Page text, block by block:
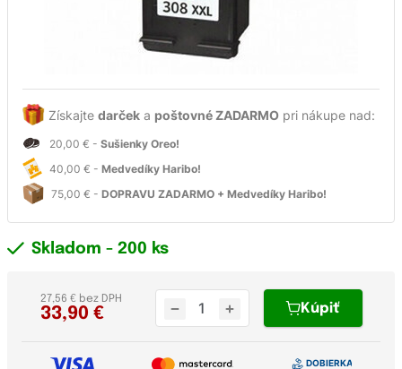
Získajte darček a poštovné ZADARMO pri nákupe nad:
20,00 € - Sušienky Oreo!
40,00 € - Medvedíky Haribo!
75,00 € - DOPRAVU ZADARMO + Medvedíky Haribo!
Skladom - 200 ks
33,90 €
27,56 € bez DPH
Kúpiť